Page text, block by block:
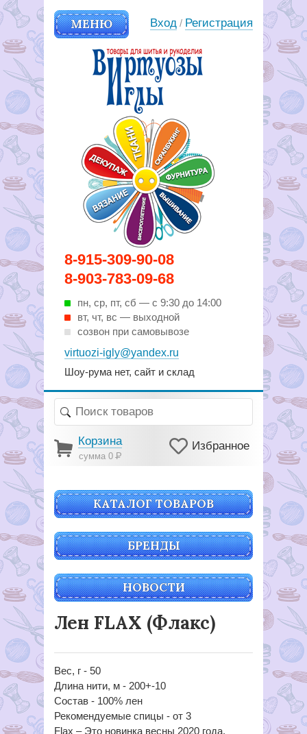
8-915-309-90-08
8-903-783-09-68
пн, ср, пт, cб — с 9:30 до 14:00
вт, чт, вс — выходной
созвон при самовывозе
virtuozi-igly@yandex.ru
Шоу-рума нет, сайт и склад
МЕНЮ
Вирутозы иглы. Товары для
шитья и рукоделья
Вход / Регистрация
Корзина
сумма 0Р
Избранное
КАТАЛОГ ТОВАРОВ
БРЕНДЫ
НОВОСТИ
Лен FLAX (Флакс)
Вес, г - 50
Длина нити, м - 200+-10
Состав - 100% лен
Рекомендуемые спицы - от 3
Flax – Это новинка весны 2020 года.